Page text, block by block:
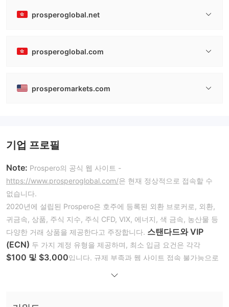
prosperoglobal.net
prosperoglobal.com
prosperomarkets.com
기업 프로필
Note: Prospero의 공식 웹 사이트 -
https://www.prosperoglobal.com/은 현재 정상적으로 접속할 수
없습니다.
2020년에 설립된 Prospero은 호주에 등록된 외환 브로커로, 외환,
귀금속, 상품, 주식 지수, 주식 CFD, VIX, 에너지, 색 금속, 농산물 등
다양한 거래 상품을 제공한다고 주장합니다. 스탠다드와 VIP
(ECN) 두 가지 계정 유형을 제공하며, 최소 입금 요건은 각각
$100 및 $3,000입니다. 규제 부족과 웹 사이트 접속 불가능으로